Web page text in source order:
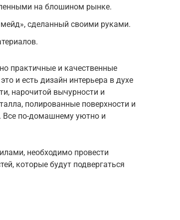
на блошином рынке.
сделанный своими руками.
практичные и качественные
и есть дизайн интерьера в духе
нарочитой вычурности и
полированные поверхности и
по-домашнему уютно и
необходимо провести
которые будут подвергаться